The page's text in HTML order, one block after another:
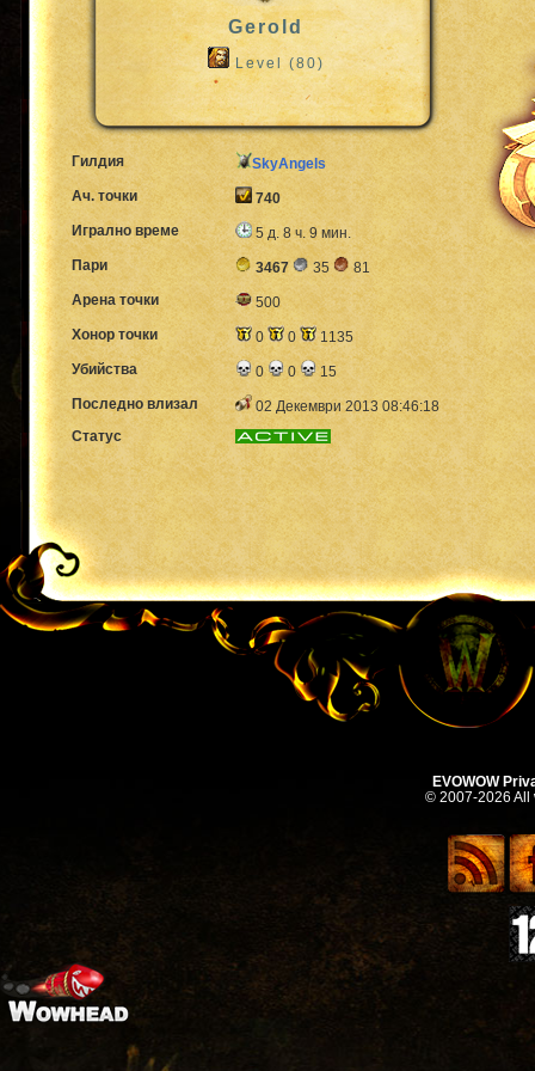
Gerold
Level (80)
Гилдия
SkyAngels
Ач. точки
740
Игрално време
5 д. 8 ч. 9 мин.
Пари
3467 35
81
Арена точки
500
Хонор точки
0 0
1135
Убийства
0 0
15
Последно влизал
02 Декември 2013 08:46:18
Статус
EVOWOW
© 2007-2026 All